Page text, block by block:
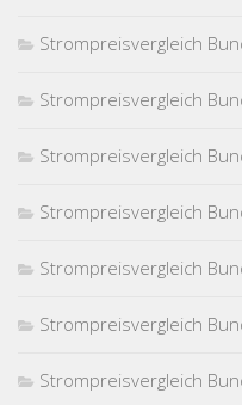
Strompreisvergleich
Strompreisvergleich
Strompreisvergleich
Strompreisvergleich
Strompreisvergleich
Strompreisvergleich
Strompreisvergleich